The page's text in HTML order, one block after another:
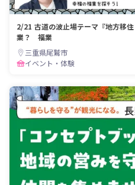
2/21 古道の波止場テーマ『地方
業？ 福業
三重県尾鷲市
イベント・体験